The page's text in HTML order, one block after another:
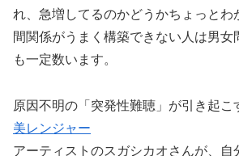
れ、急増してるのかどうかちょっとわ
間関係がうまく構築できない人は男女
も一定数います。
原因不明の「突発性難聴」が引き起こ
美レンジャー
アーティストのスガシカオさんが、自